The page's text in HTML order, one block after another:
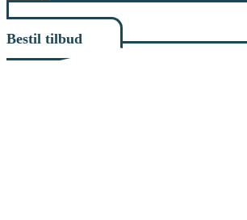
Bestil tilbud